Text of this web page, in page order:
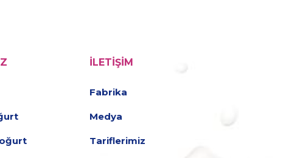
İLETIŞIM
Fabrika
Medya
Tariflerimiz